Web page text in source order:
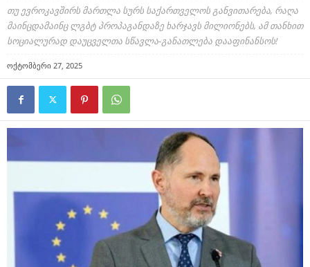
თუ ევროკავშირს მართლა სურს საქართველოს განვითარება, რაღა
მაინცდამაინც ლგბტ პროპაგანდაზე ხარჯავს მილიონებს, ამ თანხით
სოციალურად დაუცველთა სწავლა-განათლება დააფინანსოს!
ოქტომბერი 27, 2025